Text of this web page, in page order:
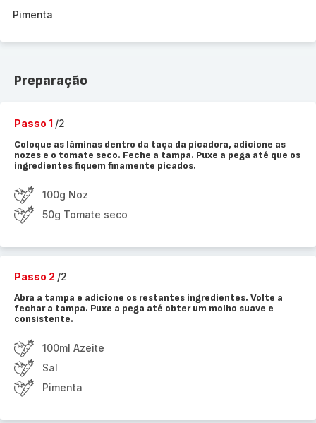
Pimenta
Preparação
Passo 1 /2
Coloque as lâminas dentro da taça da picadora, adicione as
nozes e o tomate seco. Feche a tampa. Puxe a pega até que os
ingredientes fiquem finamente picados.
100g Noz
50g Tomate seco
Passo 2 /2
Abra a tampa e adicione os restantes ingredientes. Volte a
fechar a tampa. Puxe a pega até obter um molho suave e
consistente.
100ml Azeite
Sal
Pimenta